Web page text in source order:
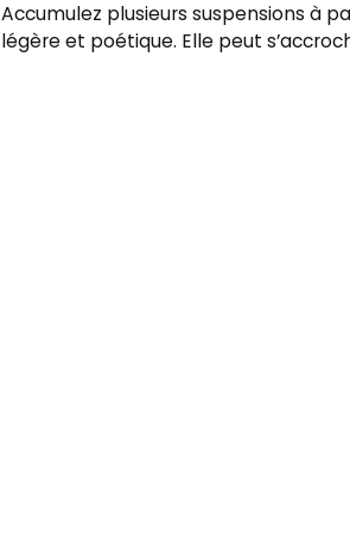
Accumulez plusieurs suspensions à
légère et poétique. Elle peut